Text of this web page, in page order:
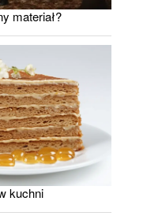
materiał?
kuchni